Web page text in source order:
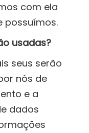
com ela
possuímos.
usadas?
seus serão
nós de
e a
dados